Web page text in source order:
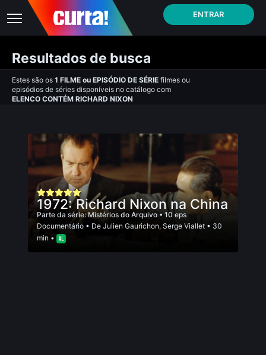
ENTRAR
Resultados de busca
Estes são os 1 FILME ou EPISÓDIO DE SÉRIE filmes ou
episódios de séries disponíveis no catálogo com
ELENCO CONTÉM RICHARD NIXON
1972: Richard Nixon na China
Parte da série:Mistérios do Arquivo • 10 eps
Documentário • De Julien Gaurichon, Serge Viallet • 30
min •